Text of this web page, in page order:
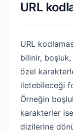
URL
URL
bilinir,
özel
iletebileceği
Örneğin
karakterler
dizilerine